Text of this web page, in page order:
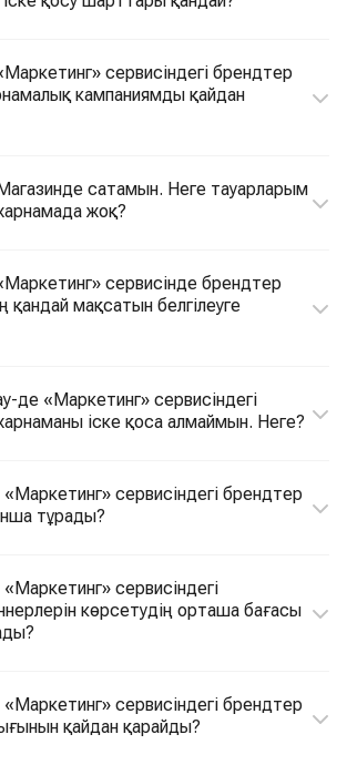
сервисіндегі брендтер
кампаниямды қайдан
сатамын. Неге тауарларым
жоқ?
сервисінде брендтер
қандай мақсатын белгілеуге
де «Маркетинг» сервисіндегі
іске қоса алмаймын. Неге?
сервисіндегі брендтер
тұрады?
сервисіндегі
көрсетудің орташа бағасы
сервисіндегі брендтер
қайдан қарайды?